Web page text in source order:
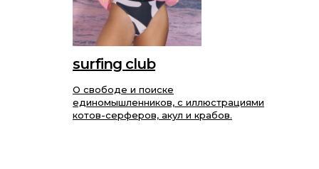
О свободе и поиске
единомышленников, с иллюстрациями
котов-серферов, акул и крабов.
surfing club